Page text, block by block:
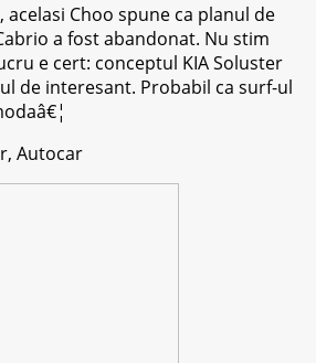
Choo spune ca planul de
a fost abandonat. Nu stim
e cert: conceptul KIA Soluster
de interesant. Probabil ca surf-ul
Autocar